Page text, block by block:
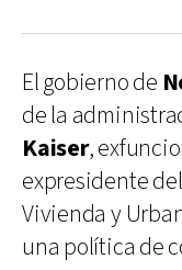
El gobierno de
de la
Kaiser,
expresidente
Vivienda y
una política de